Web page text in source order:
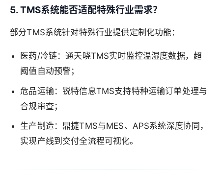
5. TMS系统能否适配特殊行业需求？
部分TMS系统针对特殊行业提供定制化功能：
医药/冷链：通天晓TMS实时监控温湿度数据，超
阈值自动预警；
危品运输：锐特信息TMS支持特种运输订单处理与
合规审查；
生产制造：鼎捷TMS与MES、APS系统深度协同，
实现产线到交付全流程可视化。